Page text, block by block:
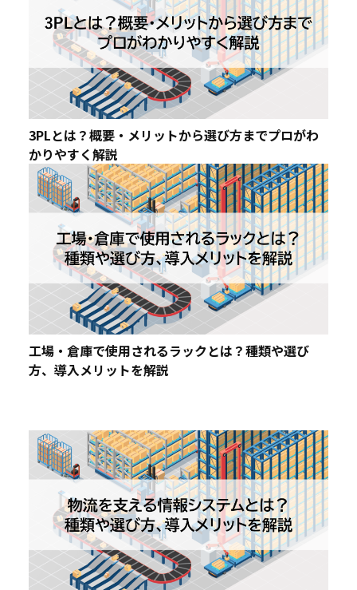
3PLとは？概要・メリットから選び方までプロがわ
かりやすく解説
工場・倉庫で使用されるラックとは？種類や選び
方、導入メリットを解説